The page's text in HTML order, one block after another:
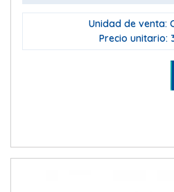
Unidad de venta:
Precio unitario: